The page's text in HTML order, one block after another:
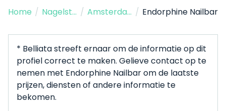
Home / Nagelstudio / Amsterdam / Endorphine Nailbar
* Belliata streeft ernaar om de informatie op dit
profiel correct te maken. Gelieve contact op te
nemen met Endorphine Nailbar om de laatste
prijzen, diensten of andere informatie te
bekomen.